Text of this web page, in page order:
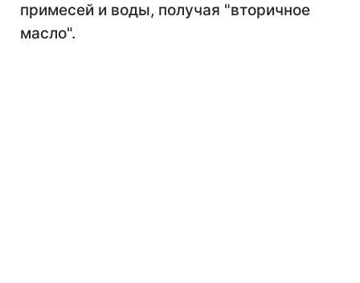
примесей и воды, получая "вторичное
масло".